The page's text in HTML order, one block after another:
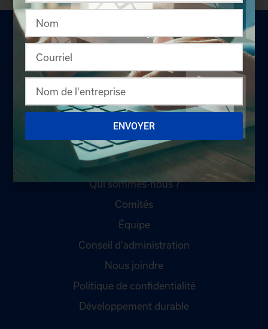
Offres d'emploi
Appel d'offres
Qui sommes-nous ?
Comités
Équipe
Conseil d'administration
Nous joindre
Politique de confidentialité
Développement durable
ENVOYER